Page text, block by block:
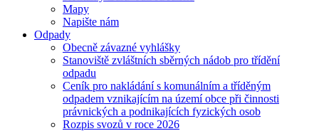
Mapy
Napište nám
Odpady
Obecně závazné vyhlášky
Stanoviště zvláštních sběrných nádob pro třídění
odpadu
Ceník pro nakládání s komunálním a tříděným
odpadem vznikajícím na území obce při činnosti
právnických a podnikajících fyzických osob
Rozpis svozů v roce 2026